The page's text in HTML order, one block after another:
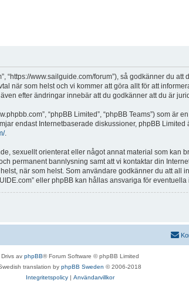
“https://www.sailguide.com/forum”), så godkänner du
när som helst och vi kommer att göra allt för att
efter ändringar innebär att du godkänner att du är
“phpBB Limited”, “phpBB Teams”) som är
endast Internetbaserade diskussioner, phpBB
.
sexuellt orienterat eller något annat material som kan
permanent bannlysning samt att vi kontaktar din
när som helst. Som användare godkänner du att
eller phpBB kan hållas ansvariga för
Drivs av phpBB® Forum Software © phpBB Limited
translation by phpBB Sweden © 2006-2018
Integritetspolicy| Användarvillkor